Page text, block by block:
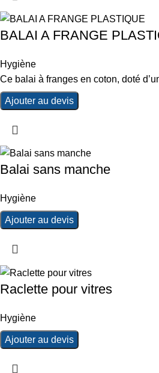
BALAI A FRANGE
Hygiène
Ce balai à franges en coton, doté
Ajouter au devis
Balai sans manche
Hygiène
Ajouter au devis
Raclette pour vitres
Hygiène
Ajouter au devis